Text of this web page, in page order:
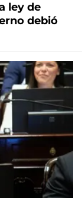
ley de
debió